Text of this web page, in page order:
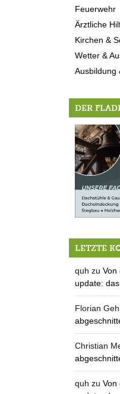
Feuerwehr
Ärztliche
Kirchen &
Wetter &
Ausbildung
DER
LETZTE
quh zuVon
update:
Florian
Christian
quh zuVon